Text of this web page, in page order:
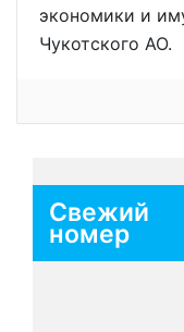
экономики и
Чукотского АО.
Свежий
номер